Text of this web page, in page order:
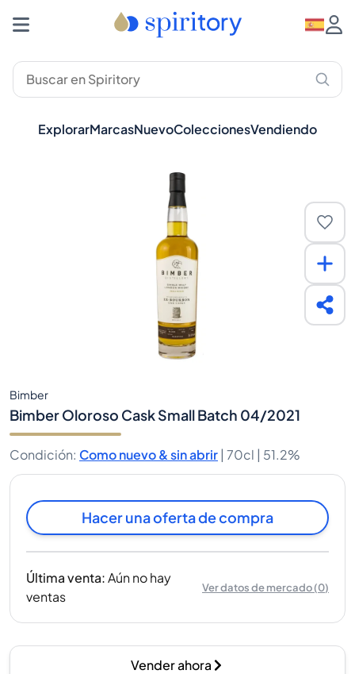
ExplorarMarcasNuevoColeccionesVendiendo
Bimber
Bimber Oloroso Cask Small Batch 04/2021
Condición: Como nuevo & sin abrir | 70cl | 51.2%
Hacer una oferta de compra
Última venta:Aún no hay
ventas
Ver datos de mercado(0)
Vender ahora